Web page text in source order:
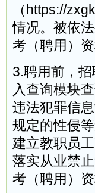
（https://
情况。被依
考（聘用）资
3.聘用前，
入查询模块
违法犯罪信
规定的性侵
建立教职员
落实从业禁
考（聘用）资